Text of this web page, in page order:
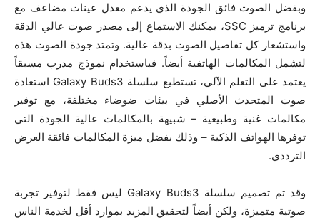
وبفضل الصوت فائق الجودة الذي يدعم معدل عينات مضاعف مع
برنامج ترميز SSC، يمكنك الاستماع إلى مصدر صوت عالي الدقة
واستشعار كل تفاصيل الصوت بدقة عالية. وتمتد جودة الصوت هذه
لتشمل المكالمات الهاتفية أيضاً. فباستخدام نموذج مدرب مسبقاً
يعتمد على التعلم الآلي، تستطيع سلسلة Galaxy Buds3 استعادة
صوت المتحدث الأصلي في بيئات ضوضاء مختلفة، مع توفير
مكالمات غنية وطبيعية – شبيهة بالمكالمات عالية الجودة التي
توفرها الهواتف الذكية – وذلك بفضل ميزة المكالمات فائقة العرض
الترددي.
وقد تم تصميم سلسلة Galaxy Buds3 ليس فقط لتوفير تجربة
صوتية متميزة، ولكن أيضاً لتحقيق المزيد بموارد أقل لخدمة الناس